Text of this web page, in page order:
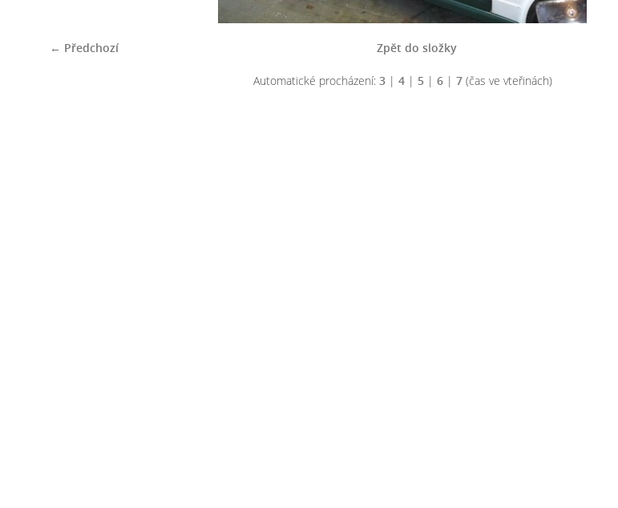
← Předchozí Zpět do složky
Automatické procházení: 3| 4| 5| 6| 7(čas ve vteřinách)